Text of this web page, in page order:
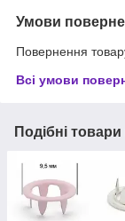
Умови
Повернення
Всі умови
Подібні товари